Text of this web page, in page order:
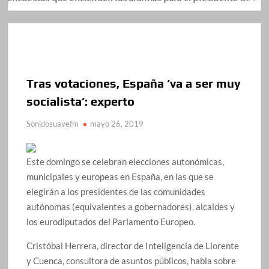
Tras votaciones, España ‘va a ser muy
socialista’: experto
Sonidosuavefm mayo 26, 2019
Este domingo se celebran elecciones autonómicas,
municipales y europeas en España, en las que se
elegirán a los presidentes de las comunidades
autónomas (equivalentes a gobernadores), alcaldes y
los eurodiputados del Parlamento Europeo.
Cristóbal Herrera, director de Inteligencia de Llorente
y Cuenca, consultora de asuntos públicos, habla sobre